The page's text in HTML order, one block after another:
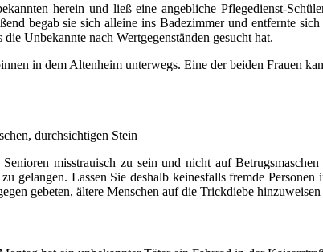
herein und ließ eine angebliche Pflegedienst-
begab sie sich alleine ins Badezimmer und entfernte
Unbekannte nach Wertgegenständen gesucht hat.
in dem Altenheim unterwegs. Eine der beiden Frauen
durchsichtigen Stein
misstrauisch zu sein und nicht auf
gelangen. Lassen Sie deshalb keinesfalls fremde
gebeten, ältere Menschen auf die Trickdiebe